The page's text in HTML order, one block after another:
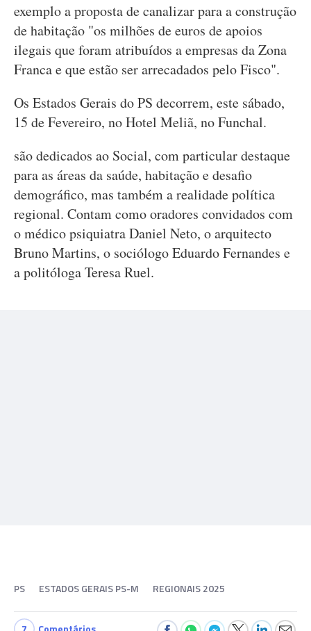
exemplo a proposta de canalizar para a construção
de habitação "os milhões de euros de apoios
ilegais que foram atribuídos a empresas da Zona
Franca e que estão ser arrecadados pelo Fisco".
Os Estados Gerais do PS decorrem, este sábado,
15 de Fevereiro, no Hotel Meliã, no Funchal.
são dedicados ao Social, com particular destaque
para as áreas da saúde, habitação e desafio
demográfico, mas também a realidade política
regional. Contam como oradores convidados com
o médico psiquiatra Daniel Neto, o arquitecto
Bruno Martins, o sociólogo Eduardo Fernandes e
a politóloga Teresa Ruel.
PS ESTADOS GERAIS PS-M REGIONAIS 2025